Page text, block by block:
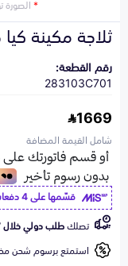
*الصورة
ثلاجة مكينة كيا
رقم القطعة:
283103C701
1669
شامل القيمة المضافة
قسّمها على 4 دفعات ابتداء من
تصلكطلب دولي خلال 7 - 15 أيام عمل
استمتع برسوم شحن